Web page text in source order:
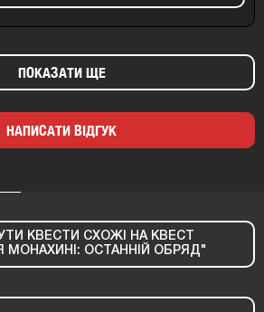
ПОКАЗАТИ ЩЕ
НАПИСАТИ ВІДГУК
КВЕСТИ СХОЖІ НА КВЕСТ
МОНАХИНІ: ОСТАННІЙ ОБРЯД"